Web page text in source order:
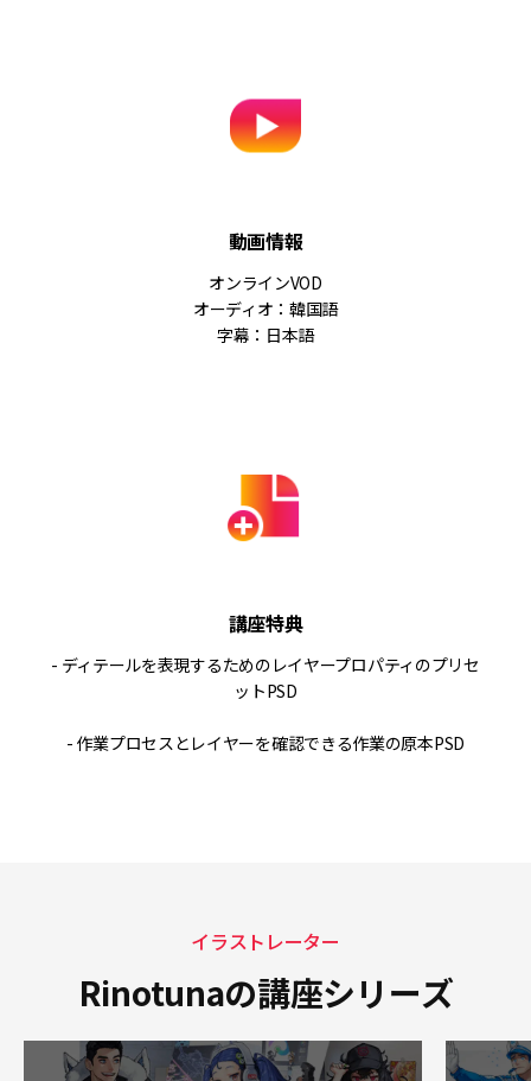
動画情報
オンラインVOD
オーディオ：韓国語
字幕：日本語
講座特典
- ディテールを表現するためのレイヤープロパティのプリセ
ットPSD
- 作業プロセスとレイヤーを確認できる作業の原本PSD
イラストレーター
Rinotunaの講座シリーズ